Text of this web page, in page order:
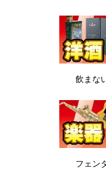
飲まな
フェン